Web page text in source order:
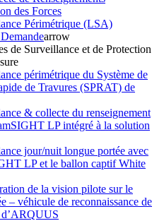
des Forces
Périmétrique (LSA)
arrow
de Surveillance et de Protection
périmétrique du Système de
de Travures (SPRAT) de
& collecte du renseignement
LP intégré à la solution
jour/nuit longue portée avec
LP et le ballon captif White
de la vision pilote sur le
– véhicule de reconnaissance de